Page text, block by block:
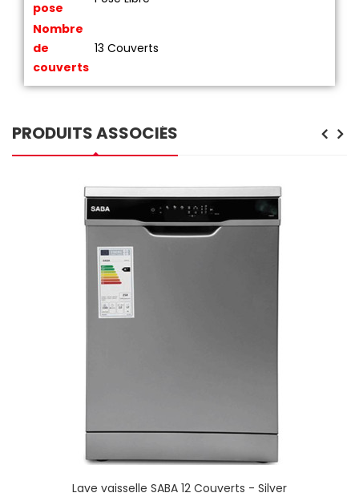
pose
Nombre
de
couverts
13 Couverts
PRODUITS ASSOCIÉS
Lave vaisselle SABA 12 Couverts - Silver